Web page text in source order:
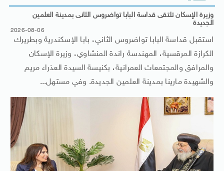
وزيرة الإسكان تلتقى قداسة البابا تواضروس الثانى بمدينة العلمين
الجديدة
2026-08-06
استقبل قداسة البابا تواضروس الثاني، بابا الإسكندرية وبطريرك
الكرازة المرقسية، المهندسة راندة المنشاوي، وزيرة الإسكان
والمرافق والمجتمعات العمرانية، بكنيسة السيدة العذراء مريم
والشهيدة مارينا بمدينة العلمين الجديدة. وفي مستهل...